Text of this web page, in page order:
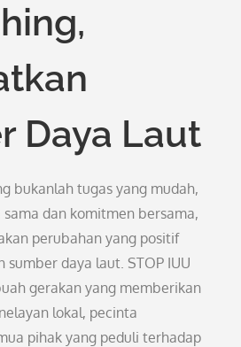
Daya Laut
bukanlah tugas yang mudah,
dan komitmen bersama,
perubahan yang positif
daya laut. STOP IUU
gerakan yang memberikan
lokal, pecinta
pihak yang peduli terhadap